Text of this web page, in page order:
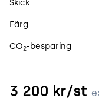
Skick
Färg
CO2-besparing
3 200 kr/st